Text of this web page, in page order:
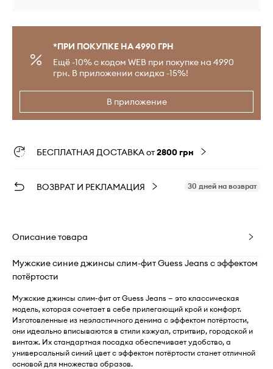
*ПРИ ПОКУПКЕ НА 4990 ГРН
Ещё -10% с кодом WEB при покупке на 4990
грн. В приложении скидка -15%!
В приложение
БЕСПЛАТНАЯ ДОСТАВКА от2800 грн
ВОЗВРАТ И РЕКЛАМАЦИЯ 30 дней на возврат
Описание товара
Мужские синие джинсы слим-фит Guess Jeans с эффектом
потёртости
Мужские джинсы слим-фит от Guess Jeans — это классическая
модель, которая сочетает в себе прилегающий крой и комфорт.
Изготовленные из неэластичного денима с эффектом потёртости,
они идеально вписываются в стили кэжуал, стритвир, городской и
винтаж. Их стандартная посадка обеспечивает удобство, а
универсальный синий цвет с эффектом потёртости станет отличной
основой для множества образов.